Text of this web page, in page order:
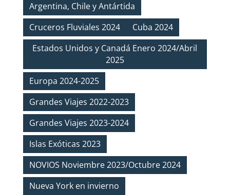
Argentina, Chile y Antártida
Cruceros Fluviales 2024
Cuba 2024
Estados Unidos y Canadá Enero 2024/Abril
2025
Europa 2024-2025
Grandes Viajes 2022-2023
Grandes Viajes 2023-2024
Islas Exóticas 2023
NOVIOS Noviembre 2023/Octubre 2024
Nueva York en invierno